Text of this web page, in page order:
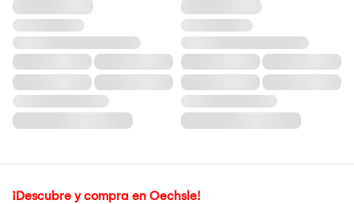
¡Descubre y compra en Oechsle!